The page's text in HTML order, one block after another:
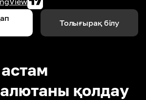
Толығырақ білу
қолдау